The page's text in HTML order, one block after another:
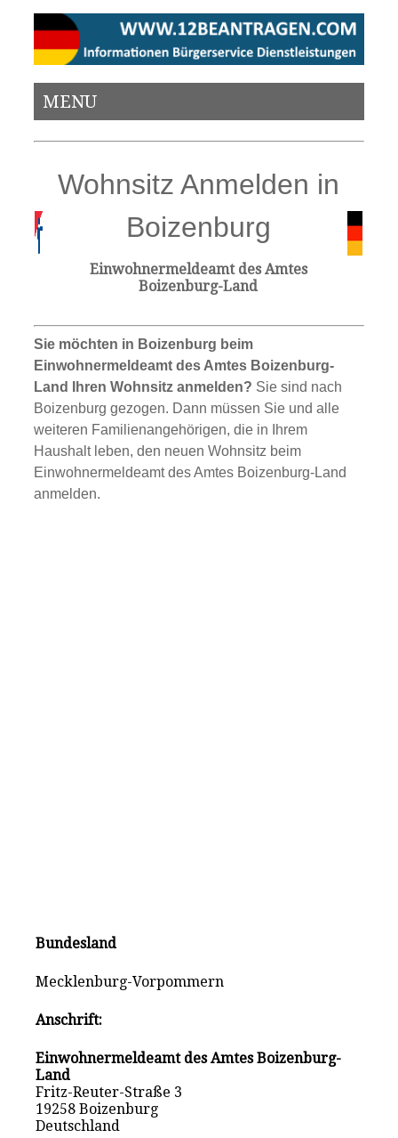
MENU
Wohnsitz Anmelden in
Boizenburg
Einwohnermeldeamt des Amtes
Boizenburg-Land
Sie möchten in Boizenburg beim
Einwohnermeldeamt des Amtes Boizenburg-
Land Ihren Wohnsitz anmelden? Sie sind nach
Boizenburg gezogen. Dann müssen Sie und alle
weiteren Familienangehörigen, die in Ihrem
Haushalt leben, den neuen Wohnsitz beim
Einwohnermeldeamt des Amtes Boizenburg-Land
anmelden.
Bundesland
Mecklenburg-Vorpommern
Anschrift:
Einwohnermeldeamt des Amtes Boizenburg-
Land
Fritz-Reuter-Straße 3
19258 Boizenburg
Deutschland